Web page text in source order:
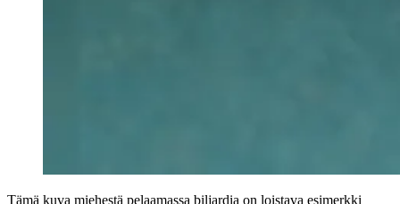
Tämä kuva miehestä pelaamassa biljardia on loistava esimerkki